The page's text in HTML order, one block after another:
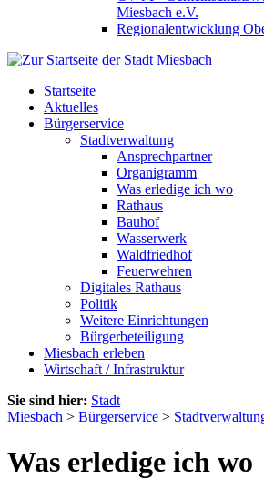
Miesbach e.V.
Regionalentwicklung
Startseite
Aktuelles
Bürgerservice
Stadtverwaltung
Ansprechpartner
Organigramm
Was erledige ich wo
Rathaus
Bauhof
Wasserwerk
Waldfriedhof
Feuerwehren
Digitales Rathaus
Politik
Weitere Einrichtungen
Bürgerbeteiligung
Miesbach erleben
Wirtschaft / Infrastruktur
Sie sind hier: Stadt
Miesbach > Bürgerservice >
Was erledige ich wo